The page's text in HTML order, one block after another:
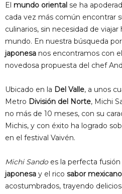
El mundo oriental se ha
cada vez más común encontrar
culinarios, sin necesidad de viajar
mundo. En nuestra búsqueda
japonesa nos encontramos con
novedosa propuesta del chef
Ubicado en la Del Valle, a unos
Metro División del Norte, Michi
no más de 10 meses, con su
Michis, y con éxito ha logrado
en el festival Vaivén.
Michi Sandoes la perfecta fusión
japonesa y el rico sabor mexicano
acostumbrados, trayendo